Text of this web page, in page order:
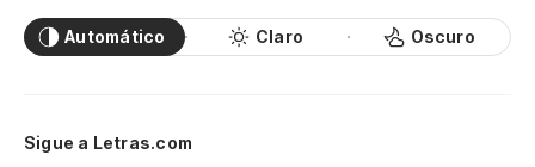
Automático Claro Oscuro
Sigue a Letras.com